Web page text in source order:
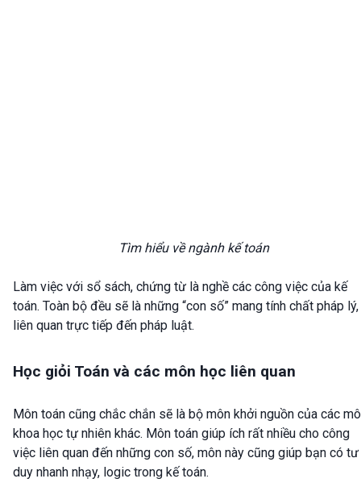
Tìm hiểu về ngành kế toán
Làm việc với sổ sách, chứng từ là nghề các công việc của kế
toán. Toàn bộ đều sẽ là những “con số” mang tính chất pháp lý,
liên quan trực tiếp đến pháp luật.
Học giỏi Toán và các môn học liên quan
Môn toán cũng chắc chắn sẽ là bộ môn khởi nguồn của các
khoa học tự nhiên khác. Môn toán giúp ích rất nhiều cho công
việc liên quan đến những con số, môn này cũng giúp bạn có tư
duy nhanh nhạy, logic trong kế toán.